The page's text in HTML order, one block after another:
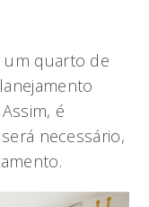
um quarto de
é
necessário,